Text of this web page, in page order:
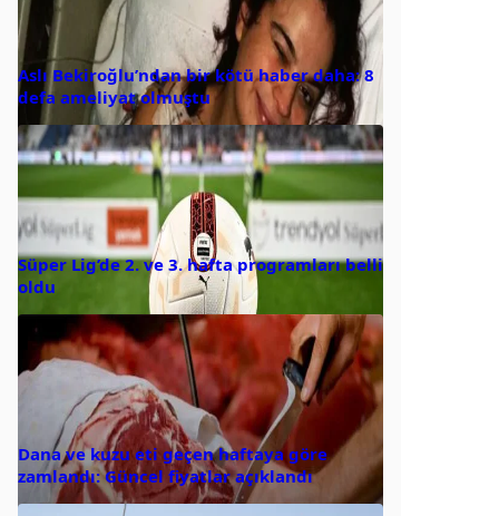
Aslı Bekiroğlu’ndan bir kötü haber daha: 8
defa ameliyat olmuştu
Süper Lig’de 2. ve 3. hafta programları belli
oldu
Dana ve kuzu eti geçen haftaya göre
zamlandı: Güncel fiyatlar açıklandı